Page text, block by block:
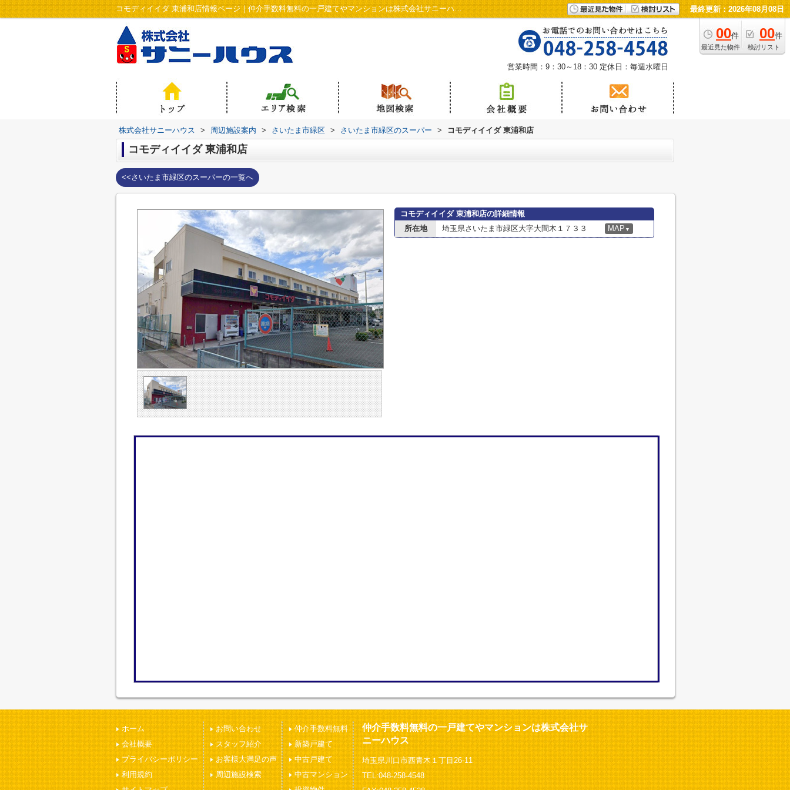
コモディイイダ 東浦和店情報ページ｜仲介手数料無料の一戸建てやマンションは株式会社サニーハウス 最終更新：2026年08月08日
00件
最近見た物件
00件
検討リスト
営業時間：9：30～18：30 定休日：毎週水曜日
株式会社サニーハウス > 周辺施設案内 > さいたま市緑区 > さいたま市緑区のスーパー > コモディイイダ 東浦和店
コモディイイダ 東浦和店
<<さいたま市緑区のスーパーの一覧へ
コモディイイダ 東浦和店の詳細情報
所在地
埼玉県さいたま市緑区大字大間木１７３３ MAP ▼
ホーム
会社概要
プライバシーポリシー
利用規約
お問い合わせ
スタッフ紹介
お客様大満足の声
周辺施設検索
仲介手数料無料
新築戸建て
中古戸建て
中古マンション
仲介手数料無料の一戸建てやマンションは株式会社サ
ニーハウス
埼玉県川口市西青木１丁目26-11
TEL:048-258-4548